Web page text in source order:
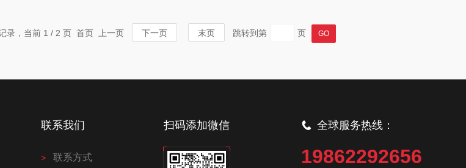
录，当前 1 / 2 页 首页 上一页 下一页 末页 跳转到第 页
联系我们
联系方式
扫码添加微信 全球服务热线：
19862292656